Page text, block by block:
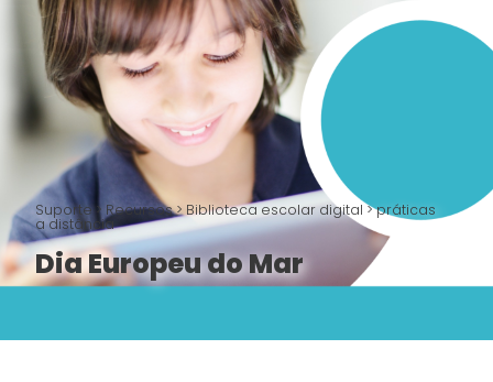
Suporte > Recursos>Biblioteca escolar digital>práticas
a distância
Dia Europeu do Mar